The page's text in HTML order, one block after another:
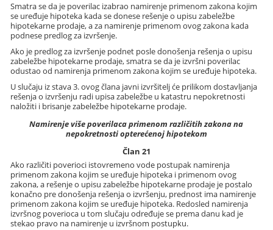
Smatra se da je poverilac izabrao namirenje primenom zakona kojim
se uređuje hipoteka kada se donese rešenje o upisu zabeležbe
hipotekarne prodaje, a za namirenje primenom ovog zakona kada
podnese predlog za izvršenje.
Ako je predlog za izvršenje podnet posle donošenja rešenja o upisu
zabeležbe hipotekarne prodaje, smatra se da je izvršni poverilac
odustao od namirenja primenom zakona kojim se uređuje hipoteka.
U slučaju iz stava 3. ovog člana javni izvršitelj će prilikom dostavljanja
rešenja o izvršenju radi upisa zabeležbe u katastru nepokretnosti
naložiti i brisanje zabeležbe hipotekarne prodaje.
Namirenje više poverilaca primenom različitih zakona na
nepokretnosti opterećenoj hipotekom
Član 21
Ako različiti poverioci istovremeno vode postupak namirenja
primenom zakona kojim se uređuje hipoteka i primenom ovog
zakona, a rešenje o upisu zabeležbe hipotekarne prodaje je postalo
konačno pre donošenja rešenja o izvršenju, prednost ima namirenje
primenom zakona kojim se uređuje hipoteka. Redosled namirenja
izvršnog poverioca u tom slučaju određuje se prema danu kad je
stekao pravo na namirenje u izvršnom postupku.